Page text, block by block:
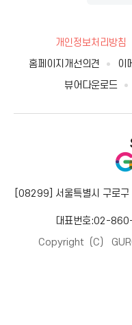
개인정보처리방침
홈페이지개선의견
이
뷰어다운로드
[08299] 서울특별시 구로구
대표번호:02-
Copyright（C）